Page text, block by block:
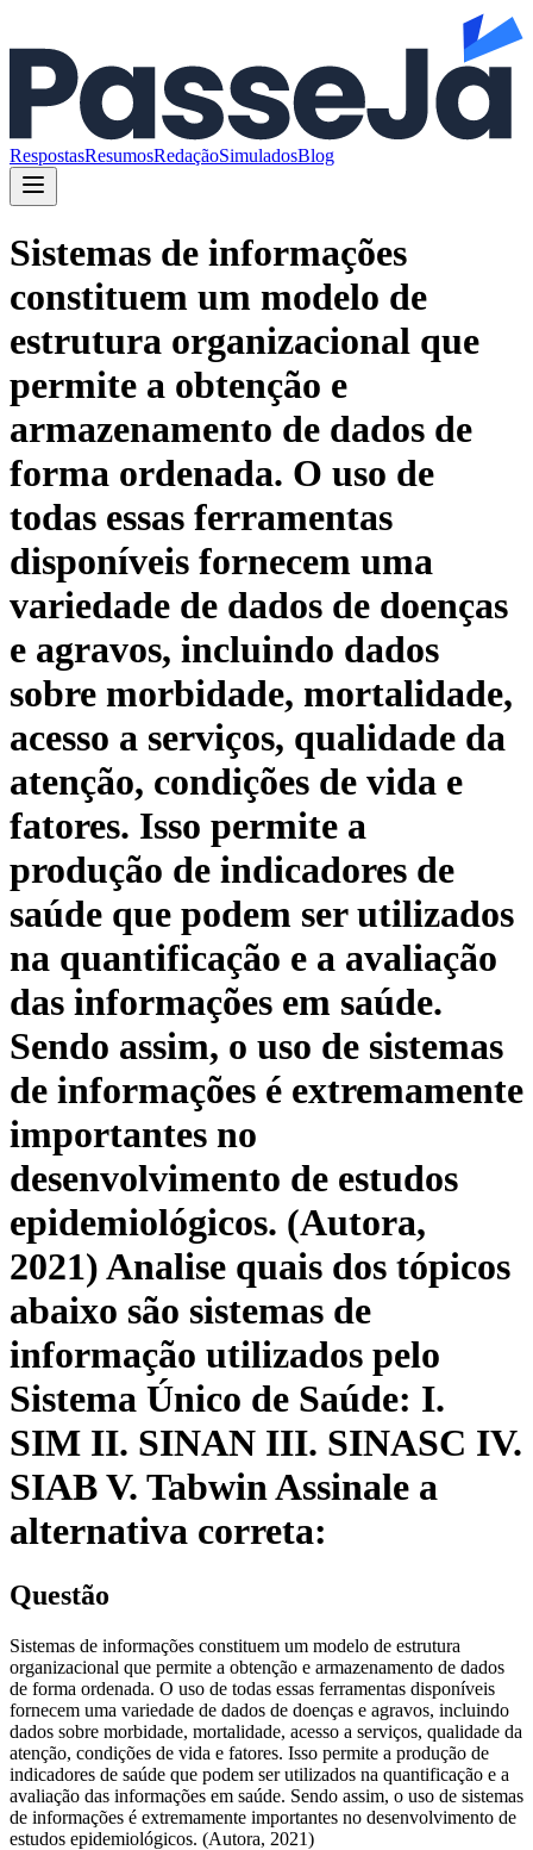
RespostasResumosRedaçãoSimuladosBlog
Sistemas de informações
constituem um modelo de
estrutura organizacional que
permite a obtenção e
armazenamento de dados de
forma ordenada. O uso de
todas essas ferramentas
disponíveis fornecem uma
variedade de dados de doenças
e agravos, incluindo dados
sobre morbidade, mortalidade,
acesso a serviços, qualidade da
atenção, condições de vida e
fatores. Isso permite a
produção de indicadores de
saúde que podem ser utilizados
na quantificação e a avaliação
das informações em saúde.
Sendo assim, o uso de sistemas
de informações é extremamente
importantes no
desenvolvimento de estudos
epidemiológicos. (Autora,
2021) Analise quais dos tópicos
abaixo são sistemas de
informação utilizados pelo
Sistema Único de Saúde: I.
SIM II. SINAN III. SINASC IV.
SIAB V. Tabwin Assinale a
alternativa correta:
Questão
Sistemas de informações constituem um modelo de estrutura
organizacional que permite a obtenção e armazenamento de dados
de forma ordenada. O uso de todas essas ferramentas disponíveis
fornecem uma variedade de dados de doenças e agravos, incluindo
dados sobre morbidade, mortalidade, acesso a serviços, qualidade da
atenção, condições de vida e fatores. Isso permite a produção de
indicadores de saúde que podem ser utilizados na quantificação e a
avaliação das informações em saúde. Sendo assim, o uso de sistemas
de informações é extremamente importantes no desenvolvimento de
estudos epidemiológicos. (Autora, 2021)